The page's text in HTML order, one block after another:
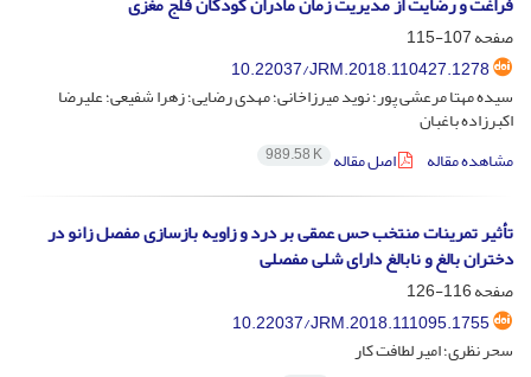
صفحه107-115
10.22037/JRM.2018.110427.1278
سیده مهتا مرعشی پور؛ نوید میرزاخانی؛ مهدی رضایی؛ زهرا شفیعی؛ علیرضا
اکبرزاده باغبان
مشاهده مقاله
اصل مقاله 989.58 K
تأثیر تمرینات منتخب حس عمقی بر درد و زاویه بازسازی مفصل زانو در
دختران بالغ و نابالغ دارای شلی مفصلی
صفحه116-126
10.22037/JRM.2018.111095.1755
سحر نظری؛ امیر لطافت کار